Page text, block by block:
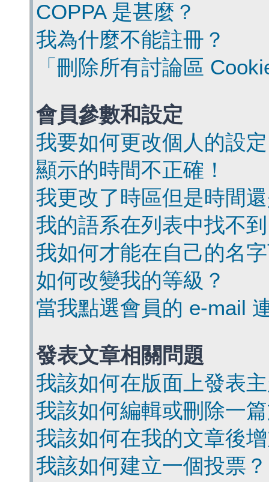
COPPA 是甚麼？
我為什麼不能註冊？
「刪除所有討論區
會員參數和設定
我要如何更改個人的設
顯示的時間不正確！
我更改了時區但是時間
我的語系在列表中找不
我如何才能在自己的名
如何改變我的等級？
當我點選會員的 e-mail
發表文章相關問題
我該如何在版面上發表
我該如何編輯或刪除一
我該如何在我的文章後
我該如何建立一個投票？